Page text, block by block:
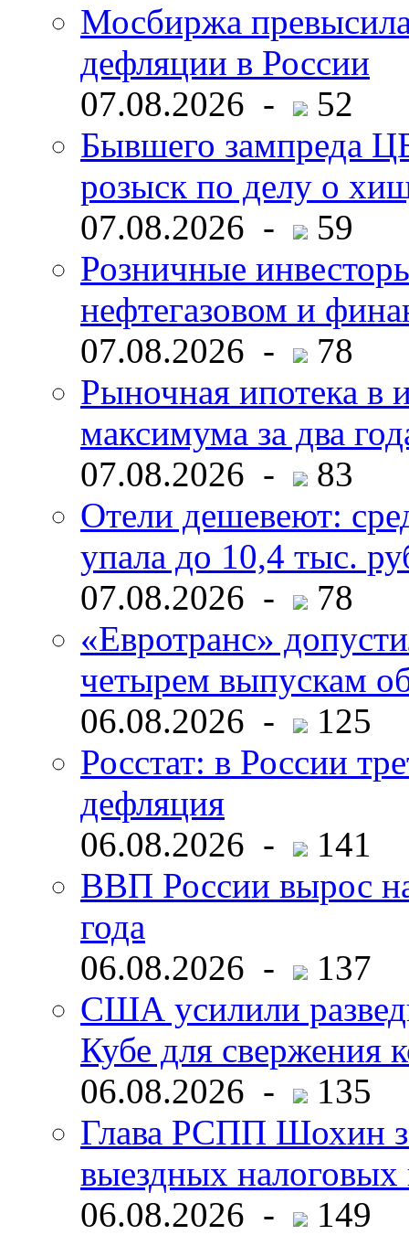
Мосбиржа
дефляции в России
07.08.2026 -
52
Бывшего зампреда
розыск по делу о
07.08.2026 -
59
Розничные
нефтегазовом и
07.08.2026 -
78
Рыночная ипотека в
максимума за два
07.08.2026 -
83
Отели дешевеют:
упала до 10,4 тыс.
07.08.2026 -
78
«Евротранс»
четырем выпускам
06.08.2026 -
125
Росстат: в России
дефляция
06.08.2026 -
141
ВВП России вырос
года
06.08.2026 -
137
США усилили
Кубе для свержения
06.08.2026 -
135
Глава РСПП Шохин
выездных налоговых
06.08.2026 -
149